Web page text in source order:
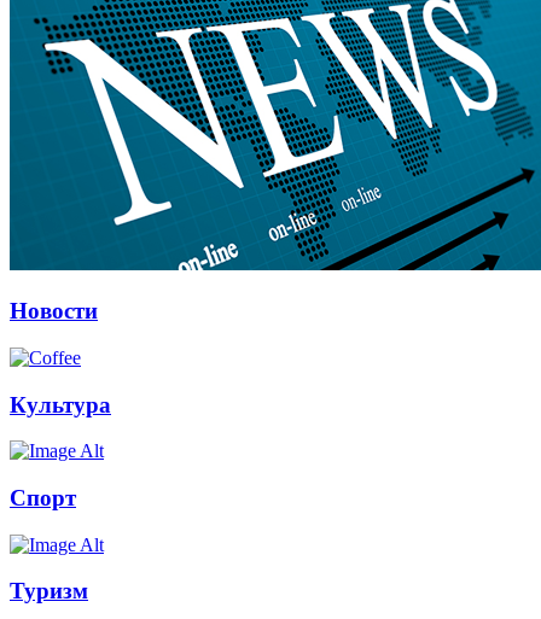
Новости
Культура
Спорт
Туризм